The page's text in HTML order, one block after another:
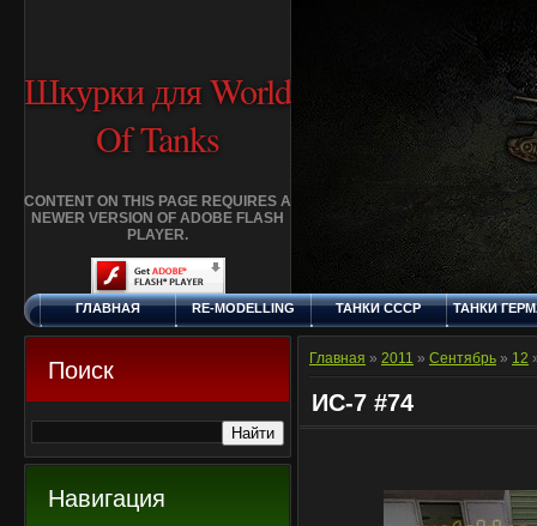
Шкурки для World
Of Tanks
CONTENT ON THIS PAGE REQUIRES A
NEWER VERSION OF ADOBE FLASH
PLAYER.
СУББОТА, 8.8.2026
ГЛАВНАЯ RE-MODELLING ТАНКИ СССР ТАНКИ
ДОБАВИТЬ
КЛАНЫ FAQ
Поиск
Навигация
Главная » 2011 » Сентябрь » 12
ИС-7 #74